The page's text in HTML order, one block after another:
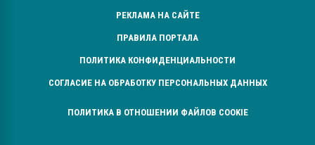
РЕКЛАМА НА САЙТЕ
ПРАВИЛА ПОРТАЛА
ПОЛИТИКА КОНФИДЕНЦИАЛЬНОСТИ
СОГЛАСИЕ НА ОБРАБОТКУ ПЕРСОНАЛЬНЫХ ДАННЫХ
ПОЛИТИКА В ОТНОШЕНИИ ФАЙЛОВ COOKIE